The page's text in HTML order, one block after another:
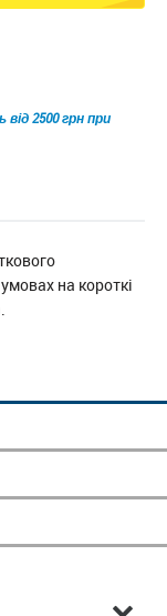
2500 грн при
на короткі